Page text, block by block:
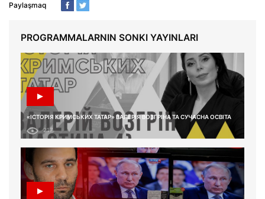
Paylaşmaq
PROGRAMMALARNIN SONKI YAYINLARI
«ІСТОРІЯ КРИМСЬКИХ ТАТАР» ВАЛЕРІЯ ВОЗГРІНА ТА СУЧАСНА ОСВІТА
217